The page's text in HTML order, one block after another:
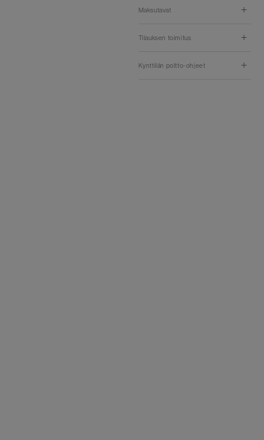
Maksutavat
Tilauksen toimitus
Kynttilän poltto-ohjeet